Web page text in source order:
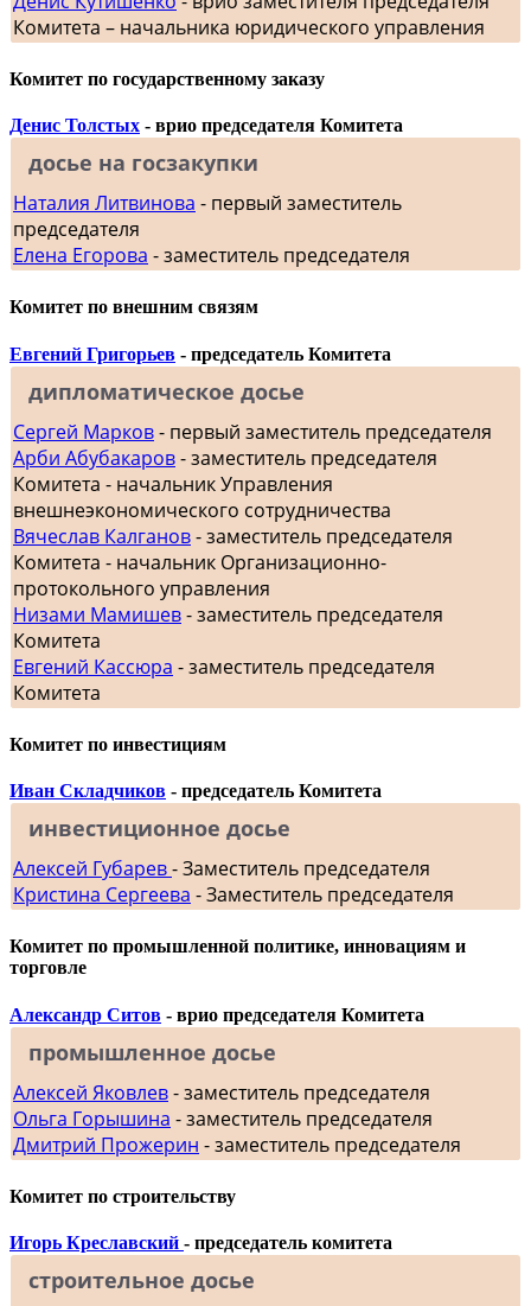
Комитета – начальника юридического управления
Комитет по государственному заказу
Денис Толстых - врио председателя Комитета
досье на госзакупки
Наталия Литвинова - первый заместитель
председателя
Елена Егорова - заместитель председателя
Комитет по внешним связям
Евгений Григорьев - председатель Комитета
дипломатическое досье
Сергей Марков- первый заместитель председателя
Арби Абубакаров- заместитель председателя
Комитета - начальник Управления
внешнеэкономического сотрудничества
Вячеслав Калганов- заместитель председателя
Комитета - начальник Организационно-
протокольного управления
Низами Мамишев- заместитель председателя
Комитета
Евгений Кассюра - заместитель председателя
Комитета
Комитет по инвестициям
Иван Складчиков - председатель Комитета
инвестиционное досье
Алексей Губарев- Заместитель председателя
Кристина Сергеева - Заместитель председателя
Комитет по промышленной политике, инновациям и
торговле
Александр Ситов - врио председателя Комитета
промышленное досье
Алексей Яковлев- заместитель председателя
Ольга Горышина - заместитель председателя
Дмитрий Прожерин - заместитель председателя
Комитет по строительству
Игорь Креславский - председатель комитета
строительное досье